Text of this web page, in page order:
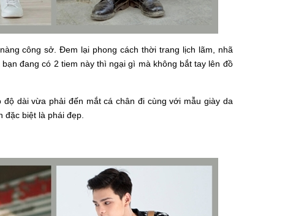
công sở. Đem lại phong cách thời trang lịch lãm, nhã
đang có 2 tiem này thì ngại gì mà không bắt tay lên đồ
dài vừa phải đến mắt cá chân đi cùng với mẫu giày da
biệt là phái đẹp.